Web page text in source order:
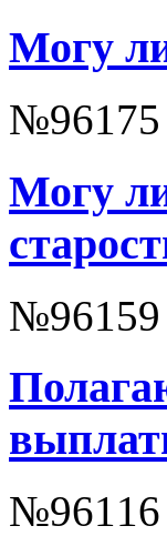
Могу
№96175
Могу
№96159
№96116